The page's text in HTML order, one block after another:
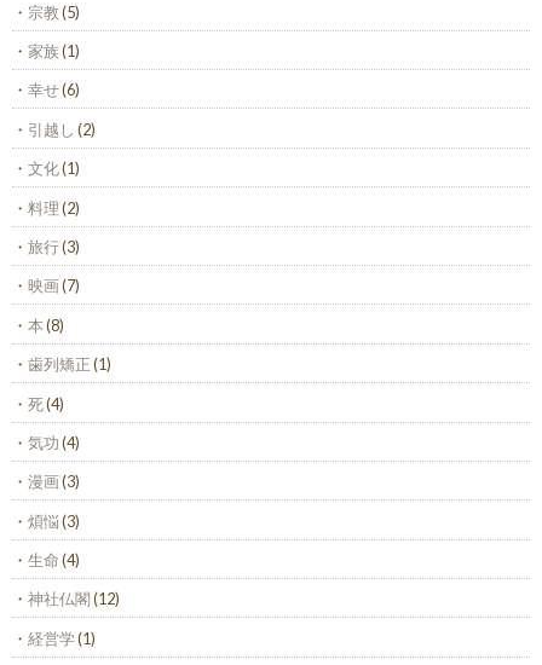
宗教(5)
家族(1)
幸せ(6)
引越し (2)
文化(1)
料理(2)
旅行(3)
映画(7)
本(8)
歯列矯正(1)
死(4)
気功(4)
漫画(3)
煩悩(3)
生命(4)
神社仏閣(12)
経営学(1)